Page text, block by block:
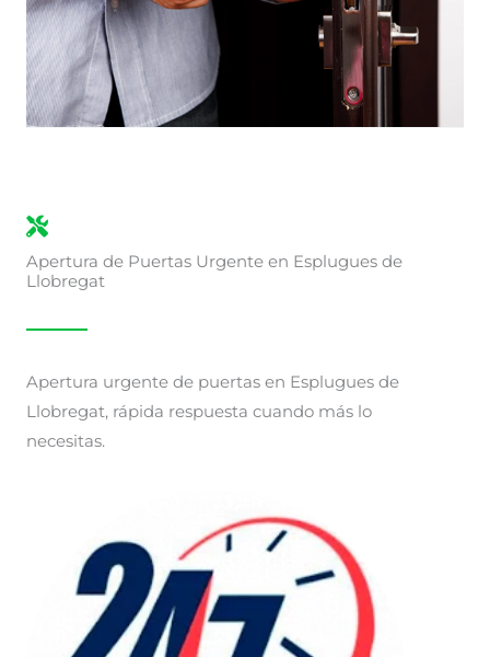
Apertura de Puertas Urgente en Esplugues de
Llobregat
Apertura urgente de puertas en Esplugues de
Llobregat, rápida respuesta cuando más lo
necesitas.